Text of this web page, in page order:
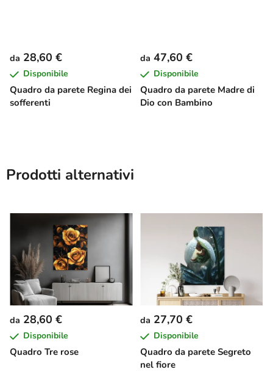
Quadro da parete Regina dei
sofferenti
da 28,60 €
Disponibile
Quadro da parete Madre di
Dio con Bambino
da 47,60 €
Disponibile
Prodotti alternativi
Quadro Tre rose
da 28,60 €
Disponibile
Quadro da parete Segreto
nel fiore
da 27,70 €
Disponibile